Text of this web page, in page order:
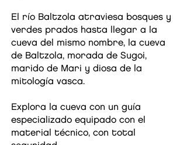
El río Baltzola atraviesa bosques y
verdes prados hasta llegar a la
cueva del mismo nombre, la cueva
de Baltzola, morada de Sugoi,
marido de Mari y diosa de la
mitología vasca.
Explora la cueva con un guía
especializado equipado con el
material técnico, con total